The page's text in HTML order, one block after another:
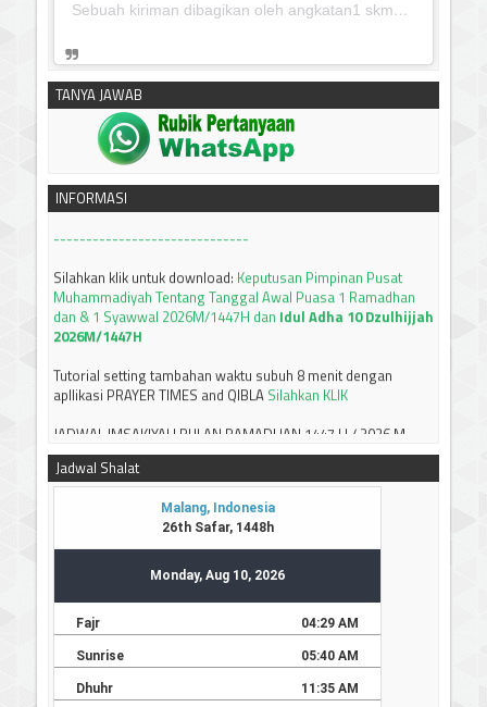
Sebuah kiriman dibagikan oleh angkatan1 skmm 2020 (@albayaanyinfo)
TANYA JAWAB
INFORMASI
silahkan klik untuk download:Keputusan Pimpinan Pusat
Muhammadiyah, Tentang Tanfidz Keputusan Munas XXXI
------------------------------
Muhammadiyah Tentang Tanggal Awal Puasa 1 Ramadhan
dan & 1 Syawwal 2026M/1447H danIdul Adha 10 Dzulhijjah
2026M/1447H
apllikasi PRAYER TIMES and QIBLASilahkan KLIK
JADWAL IMSAKIYAH BULAN RAMADHAN 1447 H / 2026 M
JAWA TIMURSilahkan bisa didownload
-----------------------------
Jadwal Shalat